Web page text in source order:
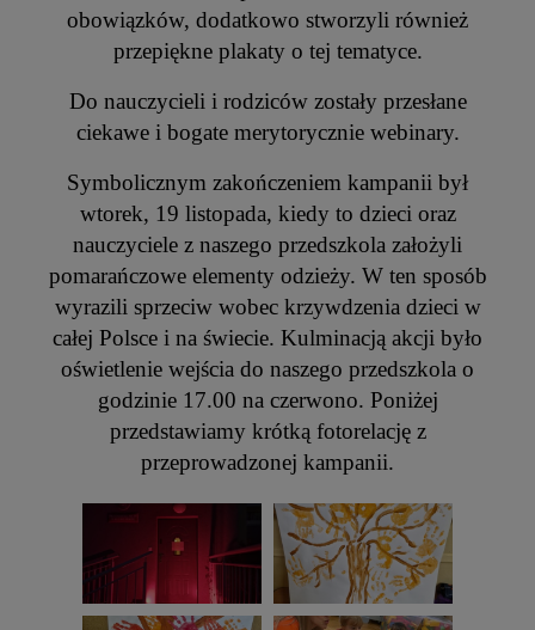
obowiązków, dodatkowo stworzyli również
przepiękne plakaty o tej tematyce.
Do nauczycieli i rodziców zostały przesłane
ciekawe i bogate merytorycznie webinary.
Symbolicznym zakończeniem kampanii był
wtorek, 19 listopada, kiedy to dzieci oraz
nauczyciele z naszego przedszkola założyli
pomarańczowe elementy odzieży. W ten sposób
wyrazili sprzeciw wobec krzywdzenia dzieci w
całej Polsce i na świecie. Kulminacją akcji było
oświetlenie wejścia do naszego przedszkola o
godzinie 17.00 na czerwono. Poniżej
przedstawiamy krótką fotorelację z
przeprowadzonej kampanii.